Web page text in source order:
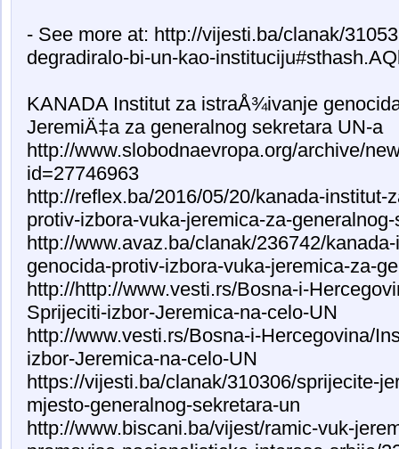
- See more at: http://vijesti.ba/clanak/
degradiralo-bi-un-kao-
KANADA Institut za istraÅ¾ivanje
JeremiÄ‡a za generalnog sekretara UN-a
http://www.slobodnaevropa.org/archive/
id=27746963
http://reflex.ba/2016/05/20/kanada-institut-
protiv-izbora-vuka-jeremica-za-
http://www.avaz.ba/clanak/236742/
genocida-protiv-izbora-vuka-jeremica-za-
http://http://www.vesti.rs/Bosna-i-
Sprijeciti-izbor-Jeremica-na-celo-UN
http://www.vesti.rs/Bosna-i-Hercegovina/
izbor-Jeremica-na-celo-UN
https://vijesti.ba/clanak/310306/sprijecite-
mjesto-generalnog-sekretara-un
http://www.biscani.ba/vijest/ramic-vuk-